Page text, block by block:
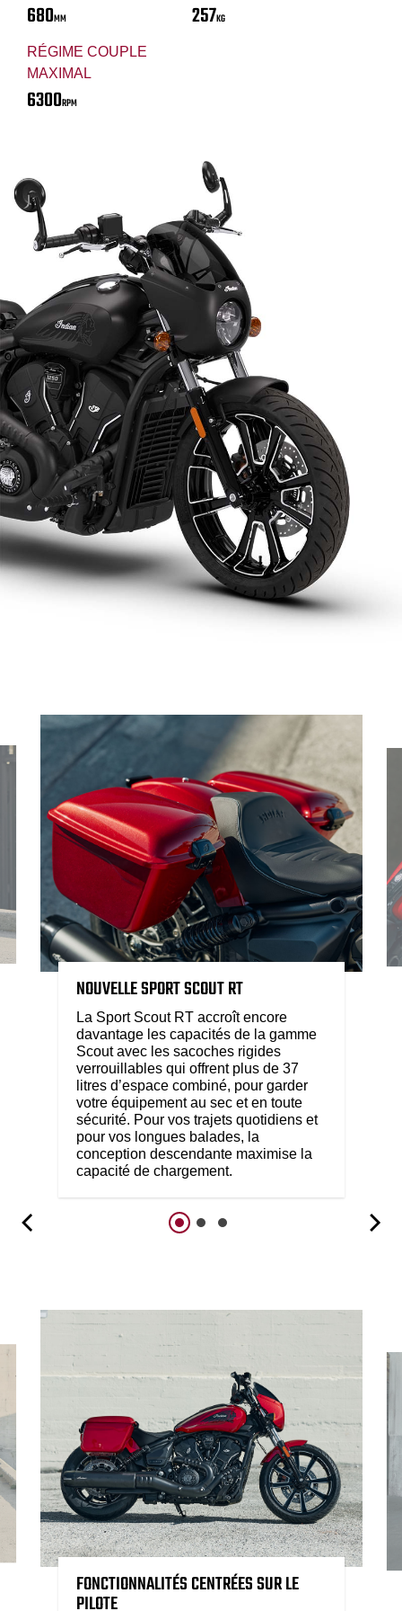
680MM 257KG
RÉGIME COUPLE
MAXIMAL
6300RPM
NOUVELLE SPORT SCOUT RT
La Sport Scout RT accroît encore
davantage les capacités de la gamme
Scout avec les sacoches rigides
verrouillables qui offrent plus de 37
litres d’espace combiné, pour garder
votre équipement au sec et en toute
sécurité. Pour vos trajets quotidiens et
pour vos longues balades, la
conception descendante maximise la
capacité de chargement.
FONCTIONNALITÉS CENTRÉES SUR LE
PILOTE